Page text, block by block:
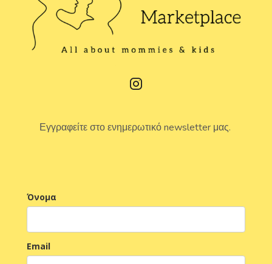
Εγγραφείτε στο ενημερωτικό newsletter μας.
Όνομα
Email